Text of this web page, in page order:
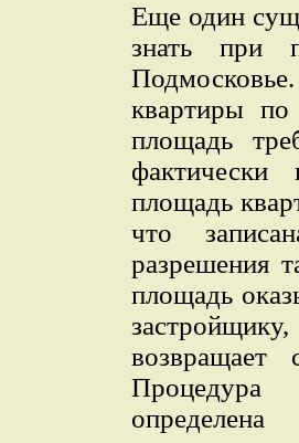
Еще один
знать при
квартиры
площадь
площадь
что
разрешения
площадь
возвращает
Процедура